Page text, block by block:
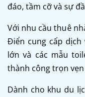
đáo, tầm cỡ và sự
Với nhu cầu thuê
Điển cung cấp
lớn và các mẫu
thành công trọn
Dành cho khu du